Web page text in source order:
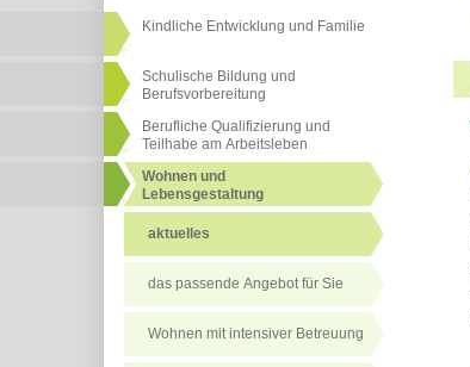
Kindliche Entwicklung und Familie
Schulische Bildung und
Berufsvorbereitung
Berufliche Qualifizierung und
Teilhabe am Arbeitsleben
Wohnen und
Lebensgestaltung
aktuelles
das passende Angebot für Sie
Wohnen mit intensiver Betreuung